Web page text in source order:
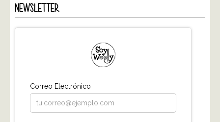
NEWSLETTER